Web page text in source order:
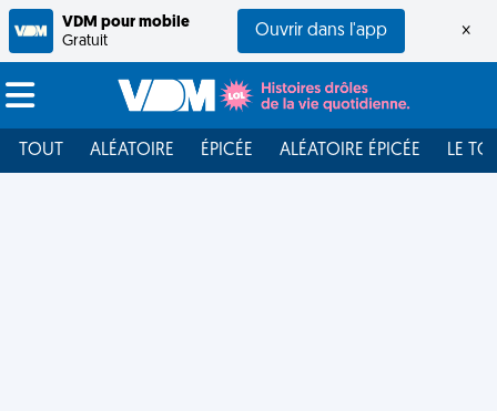
VDM pour mobile
Gratuit
Ouvrir dans l'app ×
TOUT ALÉATOIRE ÉPICÉE ALÉATOIRE ÉPICÉE LE